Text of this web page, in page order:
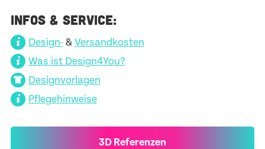
INFOS & SERVICE:
Design-& Versandkosten
Was ist Design4You?
Designvorlagen
Pflegehinweise
3D Referenzen